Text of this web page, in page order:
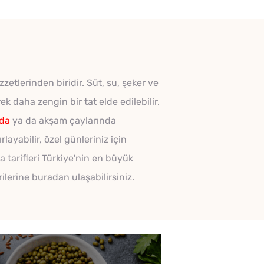
biridir. Süt, su, şeker ve
daha zengin bir tat elde edilebilir.
ya da akşam çaylarında
özel günleriniz için
tarifleri Türkiye'nin en büyük
buradan ulaşabilirsiniz.